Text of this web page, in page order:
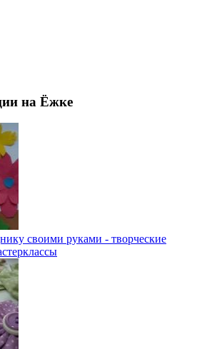
на Ёжке
своими руками - творческие